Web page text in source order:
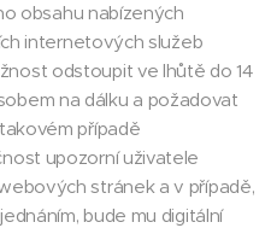
obsahu nabízených
internetových služeb
odstoupit ve lhůtě do 14
na dálku a požadovat
případě
upozorní uživatele
stránek a v případě,
bude mu digitální